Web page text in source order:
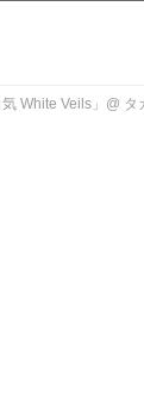
White Veils」@ タ